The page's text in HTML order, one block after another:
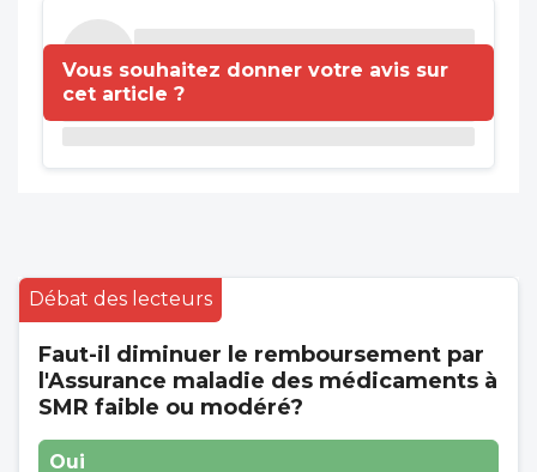
Vous souhaitez donner votre avis sur
cet article ?
Débat des lecteurs
Faut-il diminuer le remboursement par
l'Assurance maladie des médicaments à
SMR faible ou modéré?
Oui